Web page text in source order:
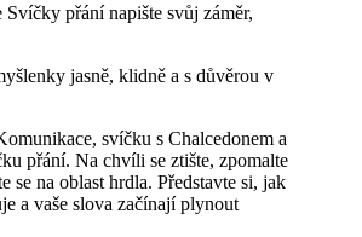
Svíčky přání napište svůj záměr,
jasně, klidně a s důvěrou v
svíčku s Chalcedonem a
přání. Na chvíli se ztište, zpomalte
se na oblast hrdla. Představte si, jak
a vaše slova začínají plynout